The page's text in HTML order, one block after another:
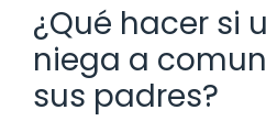
¿Qué hacer si
niega a
sus padres?